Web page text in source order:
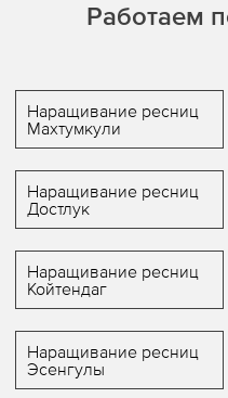
Работаем
Наращивание ресниц
Махтумкули
Наращивание ресниц
Достлук
Наращивание ресниц
Койтендаг
Наращивание ресниц
Эсенгулы